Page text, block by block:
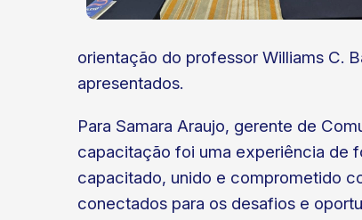
orientação do professor Williams C.
apresentados.
Para Samara Araujo, gerente de
capacitação foi uma experiência de
capacitado, unido e comprometido
conectados para os desafios e